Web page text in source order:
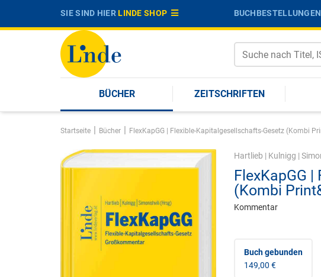
SIE SIND HIERLINDE SHOP
BÜCHER ZEITSCHRIFTEN
Startseite | Bücher | FlexKapGG | Flexible-Kapitalgesellschafts-Gesetz (Kombi
Hartlieb | Kulnigg |
FlexKapGG
(Kombi
Kommentar
Buch gebunden
149,00 €